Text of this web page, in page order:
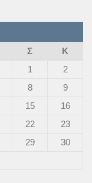
Σ
Κ
1
2
8
9
15
16
22
23
29
30